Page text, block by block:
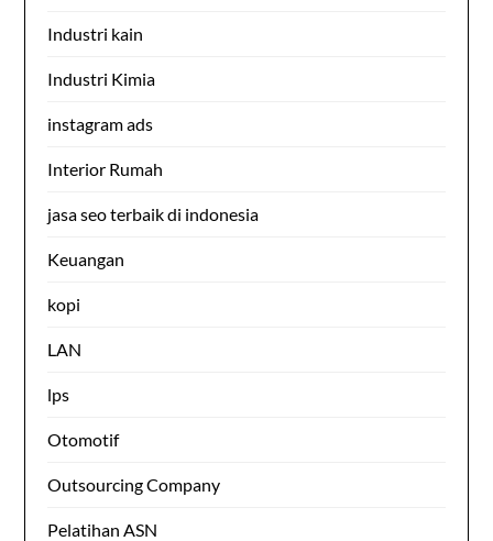
Industri kain
Industri Kimia
instagram ads
Interior Rumah
jasa seo terbaik di indonesia
Keuangan
kopi
LAN
lps
Otomotif
Outsourcing Company
Pelatihan ASN